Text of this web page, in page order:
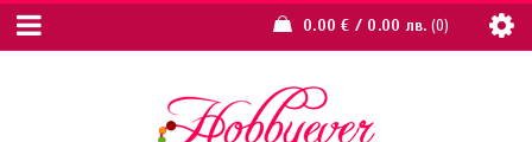
0.00€ / 0.00 лв. 0